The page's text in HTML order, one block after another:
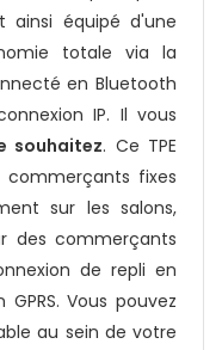
ainsi équipé d'une
totale via la
en Bluetooth
IP. Il vous
souhaitez. Ce TPE
fixes
sur les salons,
des commerçants
de repli en
Vous pouvez
au sein de votre